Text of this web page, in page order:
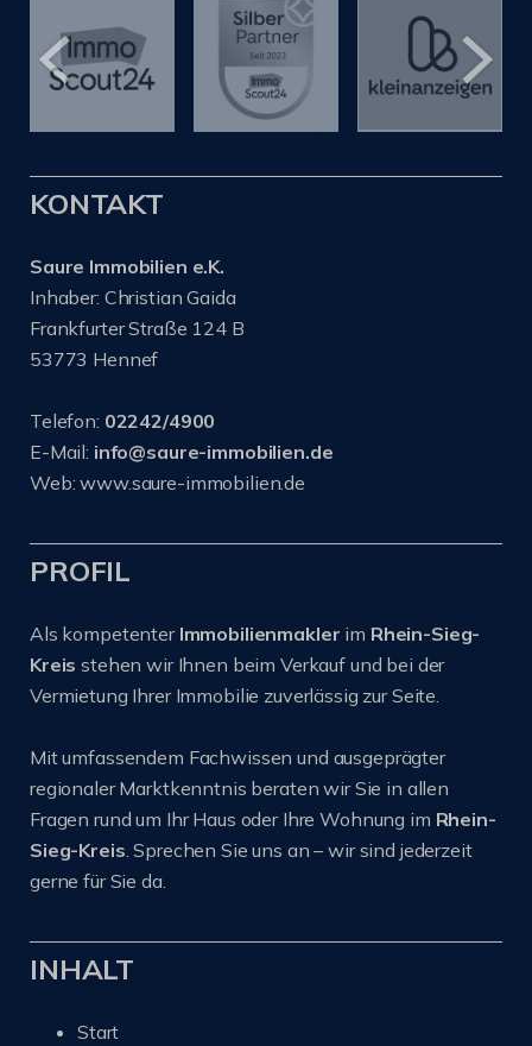
KONTAKT
Saure Immobilien e.K.
Inhaber: Christian Gaida
Frankfurter Straße 124 B
53773 Hennef
Telefon: 02242/4900
E-Mail: info@saure-immobilien.de
Web: www.saure-immobilien.de
PROFIL
Als kompetenter Immobilienmakler im Rhein-Sieg-
Kreisstehen wir Ihnen beim Verkauf und bei der
Vermietung Ihrer Immobilie zuverlässig zur Seite.
Mit umfassendem Fachwissen und ausgeprägter
regionaler Marktkenntnis beraten wir Sie in allen
Fragen rund um Ihr Haus oder Ihre Wohnung im Rhein-
Sieg-Kreis. Sprechen Sie uns an – wir sind jederzeit
gerne für Sie da.
INHALT
Start